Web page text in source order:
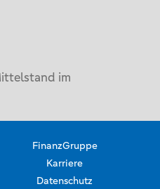
im
FinanzGruppe
Karriere
Datenschutz